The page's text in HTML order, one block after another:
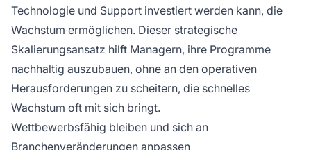
Technologie und Support investiert werden kann, die
Wachstum ermöglichen. Dieser strategische
Skalierungsansatz hilft Managern, ihre Programme
nachhaltig auszubauen, ohne an den operativen
Herausforderungen zu scheitern, die schnelles
Wachstum oft mit sich bringt.
Wettbewerbsfähig bleiben und sich an
Branchenveränderungen anpassen